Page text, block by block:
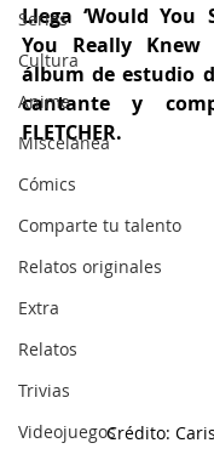
Series
Cultura
Anime
Miscelánea
Cómics
Comparte tu talento
Relatos originales
Extra
Relatos
Trivias
Videojuegos
Llega ‘Would
You Really Knew
álbum de estudio
cantante y
FLETCHER.
Crédito: